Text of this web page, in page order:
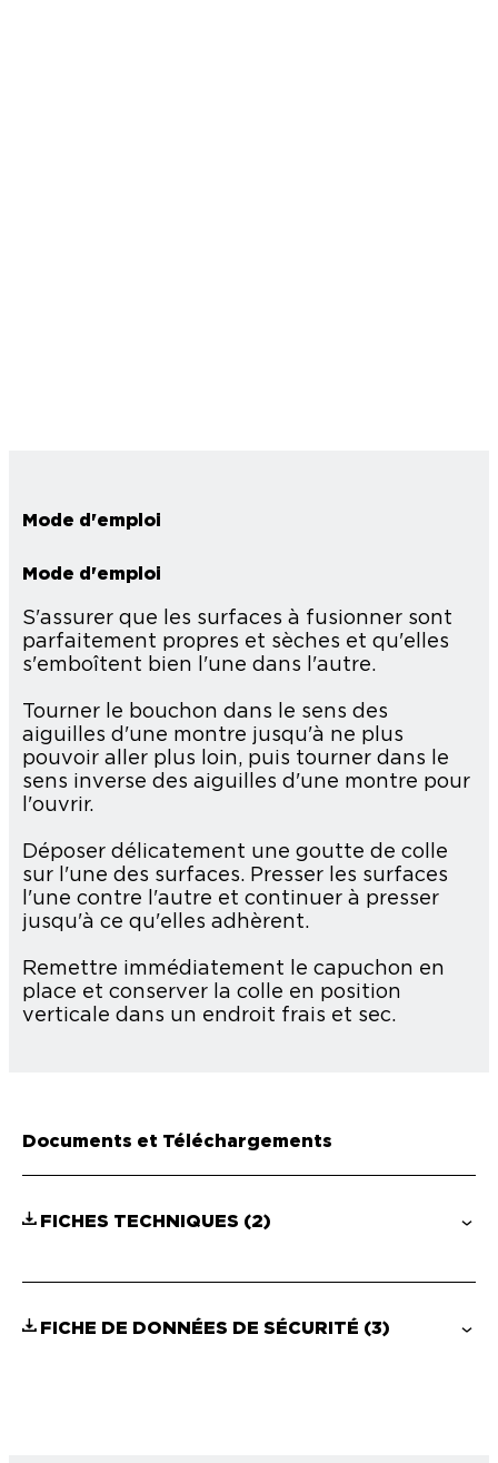
Mode d'emploi
Mode d'emploi
S'assurer que les surfaces à fusionner sont
parfaitement propres et sèches et qu'elles
s'emboîtent bien l'une dans l'autre.
Tourner le bouchon dans le sens des
aiguilles d'une montre jusqu'à ne plus
pouvoir aller plus loin, puis tourner dans le
sens inverse des aiguilles d'une montre pour
l'ouvrir.
Déposer délicatement une goutte de colle
sur l'une des surfaces. Presser les surfaces
l'une contre l'autre et continuer à presser
jusqu'à ce qu'elles adhèrent.
Remettre immédiatement le capuchon en
place et conserver la colle en position
verticale dans un endroit frais et sec.
Documents et Téléchargements
FICHES TECHNIQUES (2)
FICHE DE DONNÉES DE SÉCURITÉ (3)